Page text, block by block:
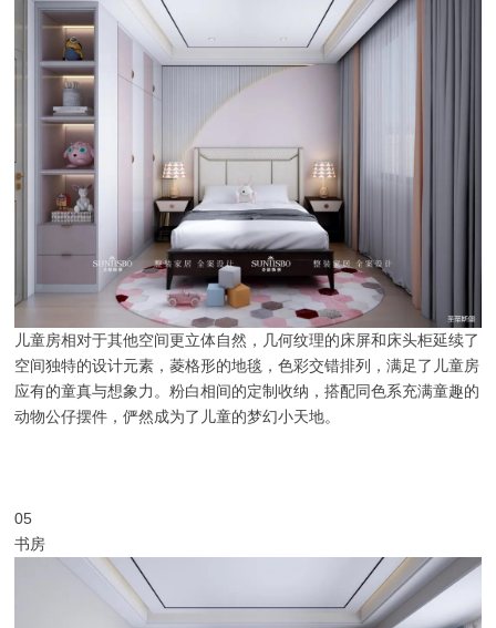
儿童房相对于其他空间更立体自然，几何纹理的床屏和床头柜延续了
空间独特的设计元素，菱格形的地毯，色彩交错排列，满足了儿童房
应有的童真与想象力。粉白相间的定制收纳，搭配同色系充满童趣的
动物公仔摆件，俨然成为了儿童的梦幻小天地。
05
书房